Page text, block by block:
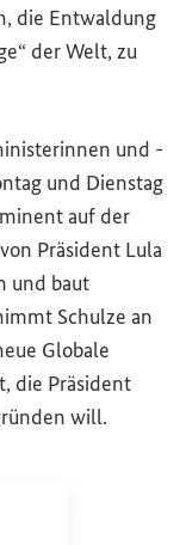
die Entwaldung
der Welt, zu
und -
und Dienstag
auf der
Präsident Lula
und baut
Schulze an
Globale
die Präsident
will.